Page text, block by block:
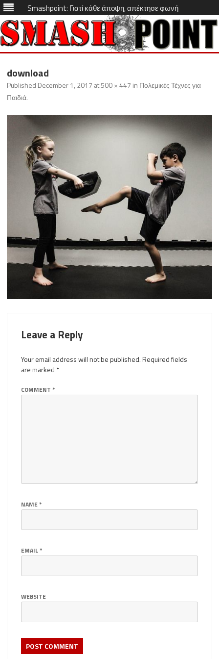
Smashpoint: Γιατί κάθε άποψη, απέκτησε φωνή
Skip
download
Published December 1, 2017 at500 × 447 in Πολεμικές Τέχνες για
Παιδιά.
Leave a Reply
Your email address will not be published.Required fields
are marked *
COMMENT *
NAME*
EMAIL*
WEBSITE